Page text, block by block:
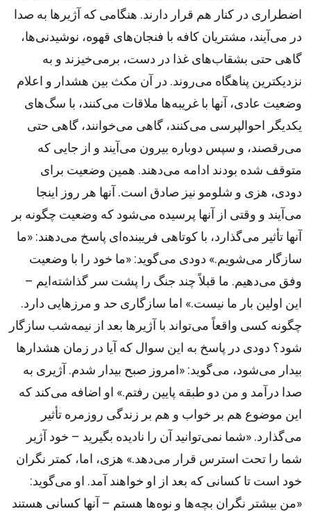
اضطراری در کنار هم قرار دارند. هنگامی که آژیرها به صدا
در می‌آیند، مشتریان کافه با فنجان‌های قهوه، نوشیدنی‌ها،
گاهی حتی بشقاب‌های غذا در دست، برمی‌خیزند و به
نزدیکترین پناهگاه می‌روند. در آن مکث بین هشدار و اعلام
وضعیت عادی، آنها با غریبه‌ها ملاقات می‌کنند، با سگ‌های
یکدیگر احوالپرسی می‌کنند، گاهی می‌خوانند، گاهی حتی
می‌رقصند، و سپس دوباره بیرون می‌آیند و از جایی که
متوقف شده بودند ادامه می‌دهند. همین وضعیت برای
دودی، هزی و شلومو نیز صادق است. آنها هر روز اینجا
می‌آیند و وقتی از آنها پرسیده می‌شود که وضعیت چگونه بر
آنها تأثیر می‌گذارد، با کوتاهی فریبنده‌ای پاسخ می‌دهند: «ما
سازگار می‌شویم.» دودی می‌گوید: «ما خود را با وضعیت
وفق می‌دهیم. ما قبلاً چند جنگ را پشت سر گذاشته‌ایم –
این اولین بار ما نیست.» اما سازگاری حد و مرزهایی دارد.
چگونه کسی واقعاً می‌تواند با آژیرها بعد از نیمه‌شب سازگار
شود؟ دودی در پاسخ به این سوال که آیا در زمان هشدارها
بیدار می‌شود، می‌گوید: «امروز صبح بیدار شدم. آژیری به
صدا درآمد و من دو طبقه پایین رفتم.» او اضافه می‌کند که
این موضوع هم بر خواب و هم بر زندگی روزمره تأثیر
می‌گذارد. «شما نمی‌توانید آن را نادیده بگیرید – خود آژیر
شما را تحت استرس قرار می‌دهد.» هزی، اما، کمتر نگران
خود است تا کسانی که بعد از او خواهند آمد. او می‌گوید:
«من بیشتر نگران بچه‌ها و نوه‌ها هستم – آنها کسانی هستند